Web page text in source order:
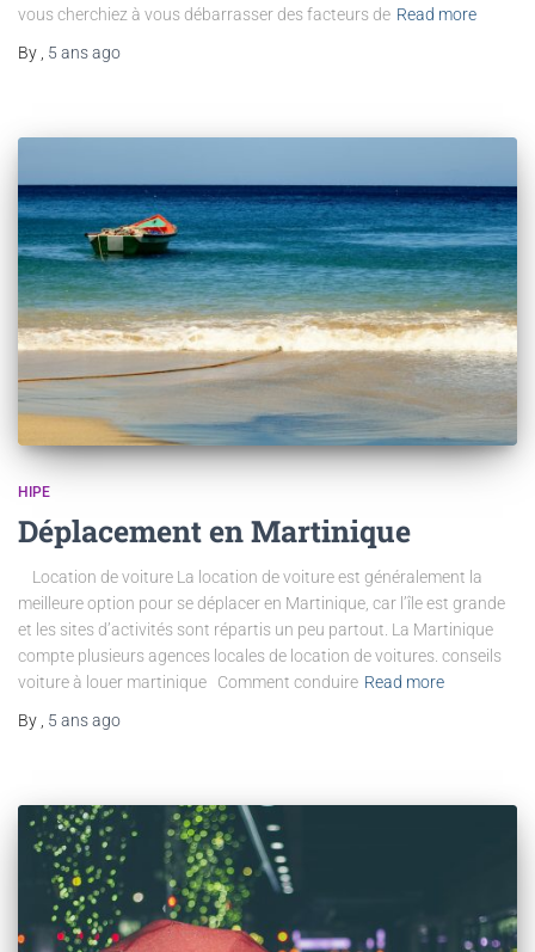
vous cherchiez à vous débarrasser des facteurs de Read more
By
5 ansago
HIPE
Déplacement en Martinique
Location de voiture La location de voiture est généralement la
meilleure option pour se déplacer en Martinique, car l’île est grande
et les sites d’activités sont répartis un peu partout. La Martinique
compte plusieurs agences locales de location de voitures. conseils
voiture à louer martinique Comment conduire Read more
By
5 ansago